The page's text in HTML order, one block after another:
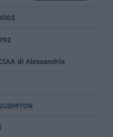
di Alessandria